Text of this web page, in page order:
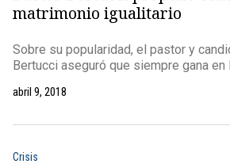
matrimonio igualitario
Sobre su popularidad, el pastor y
Bertucci aseguró que siempre gana
abril 9, 2018
Crisis